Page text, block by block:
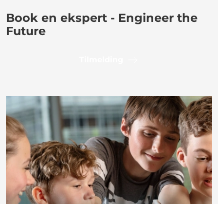
Book en ekspert - Engineer the
Future